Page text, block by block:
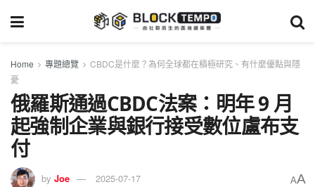
Home 專題總覽
CBDC是什麼？為何全球都在積極研究、有什麼優點與隱
憂
俄羅斯通過CBDC法案：明年 9 月
起強制企業與銀行接受數位盧布支
付
by Joe 2025-07-17 AA